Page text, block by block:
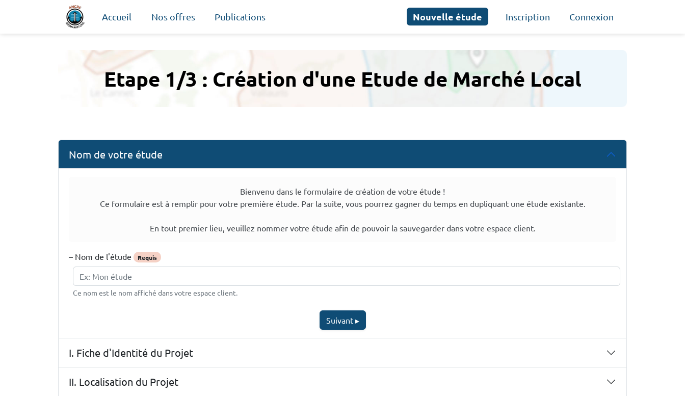
Accueil Nos offres Publications Nouvelle étude Inscription Connexion
Etape 1/3 : Création d'une Etude de Marché Local
Nom de votre étude
Bienvenu dans le formulaire de création de votre étude !
Ce formulaire est à remplir pour votre première étude. Par la suite, vous pourrez gagner du temps en dupliquant une étude existante.
En tout premier lieu, veuillez nommer votre étude afin de pouvoir la sauvegarder dans votre espace client.
– Nom de l'étude Requis
Ce nom est le nom affiché dans votre espace client.
Suivant ▸
I. Fiche d'Identité du Projet
II. Localisation du Projet